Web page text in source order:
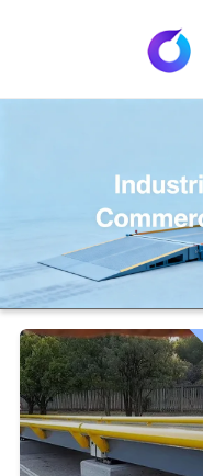
हमारे
बारे
कारखाना
भ्रमण